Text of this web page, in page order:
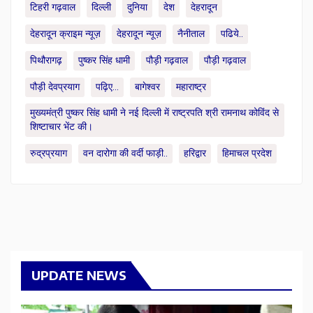
टिहरी गढ़वाल दिल्ली दुनिया देश देहरादून
देहरादून क्राइम न्यूज़ देहरादून न्यूज़ नैनीताल पढिये..
पिथौरागढ़ पुष्कर सिंह धामी पौड़ी गढ़वाल पौड़ी गढ़वाल
पौड़ी देवप्रयाग पढ़िए... बागेश्वर महाराष्ट्र
मुख्यमंत्री पुष्कर सिंह धामी ने नई दिल्ली में राष्ट्रपति श्री रामनाथ कोविंद से
शिष्टाचार भेंट की।
रुद्रप्रयाग वन दारोगा की वर्दी फाड़ी.. हरिद्वार हिमाचल प्रदेश
UPDATE NEWS